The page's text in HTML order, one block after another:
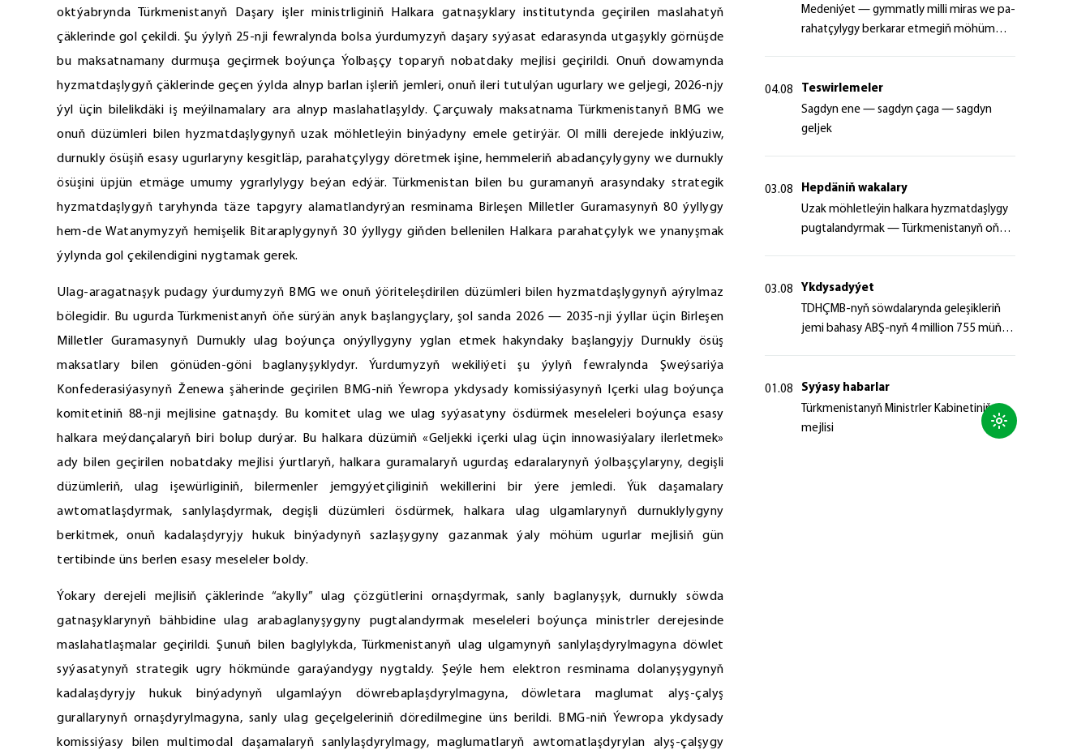
oktýabrynda Türkmenistanyň Daşary işler ministrliginiň Halkara gatnaşyklary institutynda geçirilen maslahatyň
çäklerinde gol çekildi. Şu ýylyň 25-nji fewralynda bolsa ýurdumyzyň daşary syýasat edarasynda utgaşykly görnüşde
bu maksatnamany durmuşa geçirmek boýunça Ýolbaşçy toparyň nobatdaky mejlisi geçirildi. Onuň dowamynda
hyzmatdaşlygyň çäklerinde geçen ýylda alnyp barlan işleriň jemleri, onuň ileri tutulýan ugurlary we geljegi, 2026-njy
ýyl üçin bilelikdäki iş meýilnamalary ara alnyp maslahatlaşyldy. Çarçuwaly maksatnama Türkmenistanyň BMG we
onuň düzümleri bilen hyzmatdaşlygynyň uzak möhletleýin binýadyny emele getirýär. Ol milli derejede inklýuziw,
durnukly ösüşiň esasy ugurlaryny kesgitläp, parahatçylygy döretmek işine, hemmeleriň abadançylygyny we durnukly
ösüşini üpjün etmäge umumy ygrarlylygy beýan edýär. Türkmenistan bilen bu guramanyň arasyndaky strategik
hyzmatdaşlygyň taryhynda täze tapgyry alamatlandyrýan resminama Birleşen Milletler Guramasynyň 80 ýyllygy
hem-de Watanymyzyň hemişelik Bitaraplygynyň 30 ýyllygy giňden bellenilen Halkara parahatçylyk we ynanyşmak
ýylynda gol çekilendigini nygtamak gerek.
Ulag-aragatnaşyk pudagy ýurdumyzyň BMG we onuň ýöriteleşdirilen düzümleri bilen hyzmatdaşlygynyň aýrylmaz
bölegidir. Bu ugurda Türkmenistanyň öňe sürýän anyk başlangyçlary, şol sanda 2026 — 2035-nji ýyllar üçin Birleşen
Milletler Guramasynyň Durnukly ulag boýunça onýyllygyny yglan etmek hakyndaky başlangyjy Durnukly ösüş
maksatlary bilen gönüden-göni baglanyşyklydyr. Ýurdumyzyň wekiliýeti şu ýylyň fewralynda Şweýsariýa
Konfederasiýasynyň Ženewa şäherinde geçirilen BMG-niň Ýewropa ykdysady komissiýasynyň Içerki ulag boýunça
komitetiniň 88-nji mejlisine gatnaşdy. Bu komitet ulag we ulag syýasatyny ösdürmek meseleleri boýunça esasy
halkara meýdançalaryň biri bolup durýar. Bu halkara düzümiň «Geljekki içerki ulag üçin innowasiýalary ilerletmek»
ady bilen geçirilen nobatdaky mejlisi ýurtlaryň, halkara guramalaryň ugurdaş edaralarynyň ýolbaşçylaryny, degişli
düzümleriň, ulag işewürliginiň, bilermenler jemgyýetçiliginiň wekillerini bir ýere jemledi. Ýük daşamalary
awtomatlaşdyrmak, sanlylaşdyrmak, degişli düzümleri ösdürmek, halkara ulag ulgamlarynyň durnuklylygyny
berkitmek, onuň kadalaşdyryjy hukuk binýadynyň sazlaşygyny gazanmak ýaly möhüm ugurlar mejlisiň gün
tertibinde üns berlen esasy meseleler boldy.
Ýokary derejeli mejlisiň çäklerinde “akylly” ulag çözgütlerini ornaşdyrmak, sanly baglanyşyk, durnukly söwda
gatnaşyklarynyň bähbidine ulag arabaglanyşygyny pugtalandyrmak meseleleri boýunça ministrler derejesinde
maslahatlaşmalar geçirildi. Şunuň bilen baglylykda, Türkmenistanyň ulag ulgamynyň sanlylaşdyrylmagyna döwlet
syýasatynyň strategik ugry hökmünde garaýandygy nygtaldy. Şeýle hem elektron resminama dolanyşygynyň
kadalaşdyryjy hukuk binýadynyň ulgamlaýyn döwrebaplaşdyrylmagyna, döwletara maglumat alyş-çalyş
gurallarynyň ornaşdyrylmagyna, sanly ulag geçelgeleriniň döredilmegine üns berildi. BMG-niň Ýewropa ykdysady
komissiýasy bilen multimodal daşamalaryň sanlylaşdyrylmagy, maglumatlaryň awtomatlaşdyrylan alyş-çalşygy
Me­de­ni­ýet — gym­mat­ly milli mi­ras we pa­
ra­hat­çy­ly­gy ber­ka­rar et­me­giň mö­hüm
04.08
Teswirlemeler
Sagdyn ene — sagdyn çaga — sagdyn
geljek
03.08
Hepdäniň wakalary
Uzak möhletleýin halkara hyzmatdaşlygy
pugtalandyrmak — Türkmenistanyň oňyn
03.08
Ykdysadyýet
TDHÇMB-nyň söwdalarynda geleşikleriň
jemi bahasy ABŞ-nyň 4 million 755 müň
01.08
Syýasy habarlar
Türkmenistanyň Ministrler Kabinetiniň
mejlisi